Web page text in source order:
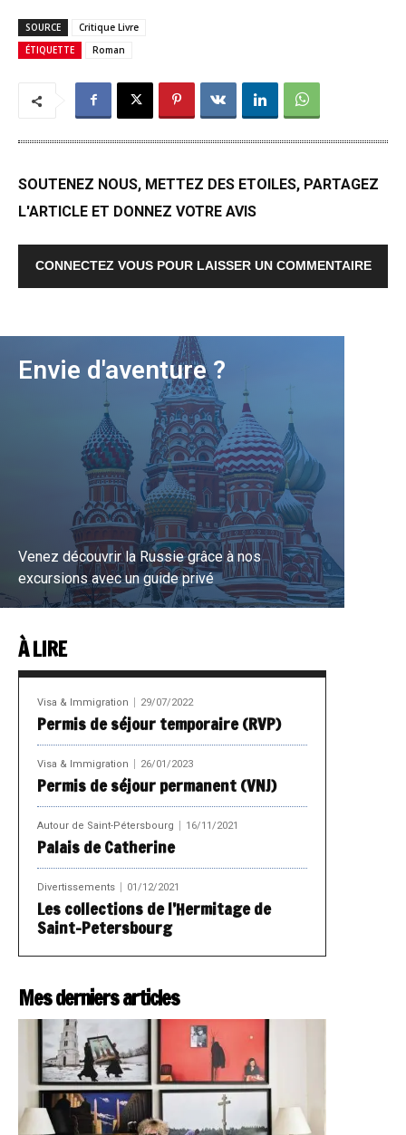
SOURCE
Critique Livre
ÉTIQUETTE
Roman
SOUTENEZ NOUS, METTEZ DES ETOILES, PARTAGEZ
L'ARTICLE ET DONNEZ VOTRE AVIS
CONNECTEZ VOUS POUR LAISSER UN COMMENTAIRE
Envie d'aventure ?
Venez découvrir la Russie grâce à nos
excursions avec un guide privé
EN SAVOIR PLUS
À LIRE
Visa & Immigration 29/07/2022
Permis de séjour temporaire (RVP)
Visa & Immigration 26/01/2023
Permis de séjour permanent (VNJ)
Autour de Saint-Pétersbourg 16/11/2021
Palais de Catherine
Divertissements 01/12/2021
Les collections de l’Hermitage de
Saint-Petersbourg
Mes derniers articles